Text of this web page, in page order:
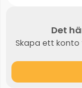
Det
Skapa ett